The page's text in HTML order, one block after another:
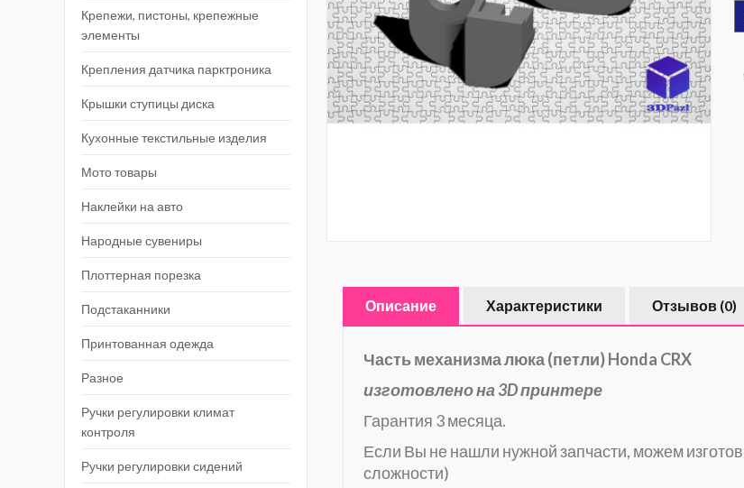
Крепежи, пистоны, крепежные
элементы
Крепления датчика парктроника
Крышки ступицы диска
Кухонные текстильные изделия
Мото товары
Наклейки на авто
Народные сувениры
Плоттерная порезка
Подстаканники
Принтованная одежда
Разное
Ручки регулировки климат
контроля
Ручки регулировки сидений
Описание Характеристики Отзывов (0)
Часть механизма люка (петли) Honda CRX
изготовлено на 3D принтере
Гарантия 3 месяца.
Если Вы не нашли нужной запчасти, можем
сложности)